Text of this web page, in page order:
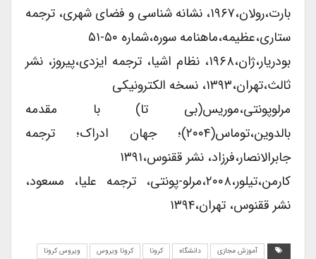
بارت،رولان،۱۹۶۷، نشانه شناسی و فضای شهری، ترجمه
ستاری،عظیمه،ماهنامه سوره،شماره ۵۰-۵۱
بودریار،ژان،۱۹۶۸، نظام اشیا، ترجمه ایزدی،پیروز، نشر
ثالث،تهران،۱۳۹۳، نسخه الکترونیکی
مرلوپونتی،موریس(بی تا) با مقدمه
بالدوین،توماس(۲۰۰۴)؛ جهان ادراک؛ ترجمه
جابرالانصار،فرزاد، نشر ققنوس،۱۳۹۱
کارمن،تیلور،۲۰۰۸،مرلو-پونتی، ترجمه علیا، مسعود،
نشر ققنوس، تهران،۱۳۹۴
آموزش مجازی دانشگاه کرونا کرونا ویروس ویروس کرونا